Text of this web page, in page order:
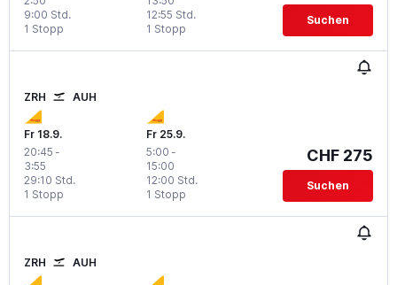
1 Stopp
9:00 Std.
1 Stopp
12:55 Std. Suchen
ZRH AUH
Fr 18.9.
20:45 -
3:55
1 Stopp
29:10 Std.
Fr 25.9.
5:00 -
15:00
1 Stopp
12:00 Std.
CHF 275
Suchen
ZRH AUH